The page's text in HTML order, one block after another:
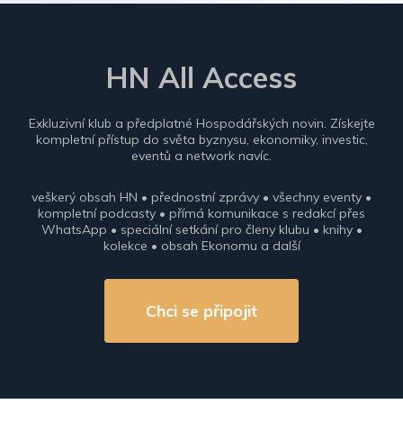
HN All Access
Exkluzivní klub a předplatné Hospodářských novin. Získejte
kompletní přístup do světa byznysu, ekonomiky, investic,
eventů a network navíc.
veškerý obsah HN • přednostní zprávy • všechny eventy •
kompletní podcasty • přímá komunikace s redakcí přes
WhatsApp • speciální setkání pro členy klubu • knihy •
kolekce • obsah Ekonomu a další
Chci se připojit